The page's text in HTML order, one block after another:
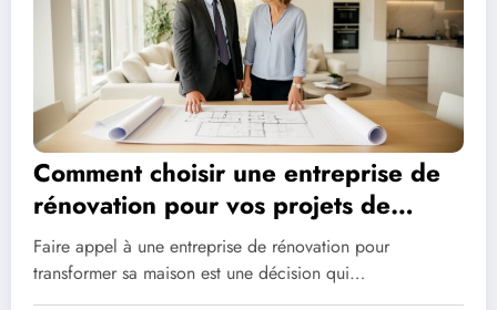
Comment choisir une entreprise de
rénovation pour vos projets de
maison
Faire appel à une entreprise de rénovation pour
transformer sa maison est une décision qui…